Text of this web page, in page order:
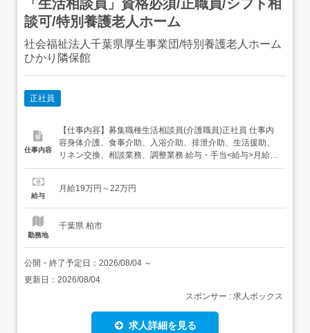
「生活相談員」資格必須/正職員/シフト相
談可/特別養護老人ホーム
社会福祉法人千葉県厚生事業団/特別養護老人ホーム
ひかり隣保館
正社員
仕事内容
【仕事内容】募集職種生活相談員(介護職員)正社員 仕事内
容身体介護、食事介助、入浴介助、排泄介助、生活援助、
リネン交換、相談業務、調整業務 給与・手当<給与>月給
190,000〜220,000円<基本給>172,500〜197,600円<手当>
務手当:15,000円職務手当:5,000〜10,000...
給与
月給19万円～22万円
勤務地
千葉県 柏市
公開・終了予定日： 2026/08/04 ～
更新日： 2026/08/04
スポンサー : 求人ボックス
求人詳細を見る